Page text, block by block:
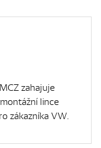
zahajuje
lince
zákazníka VW.